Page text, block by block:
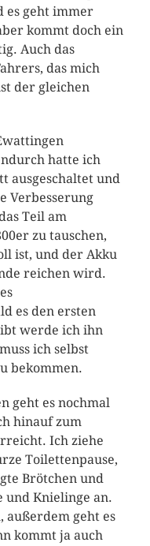
es geht immer
kommt doch ein
Auch das
das mich
der gleichen
hatte ich
ausgeschaltet und
Verbesserung
Teil am
zu tauschen,
ist, und der Akku
reichen wird.
es den ersten
werde ich ihn
ich selbst
bekommen.
geht es nochmal
hinauf zum
Ich ziehe
Toilettenpause,
Brötchen und
und Knielinge an.
außerdem geht es
kommt ja auch